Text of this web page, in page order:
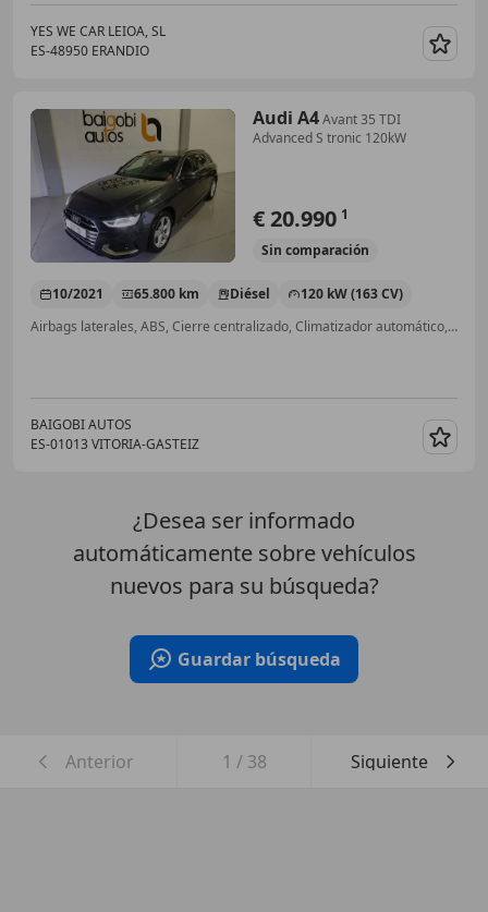
YES WE CAR LEIOA, SL
ES-48950 ERANDIO
Audi A4Avant 35 TDI
Advanced S tronic 120kW
€ 20.990 1
Sin comparación
10/2021 65.800 km Diésel
120 kW (163 CV)
Airbags laterales, ABS, Cierre centralizado, Climatizador automático, Airbag del conductor, Bluetooth, Control de tracción, Manos libres
BAIGOBI AUTOS
ES-01013 VITORIA-GASTEIZ
¿Desea ser informado
automáticamente sobre vehículos
nuevos para su búsqueda?
Guardar búsqueda
Anterior 1 / 38 Siguiente